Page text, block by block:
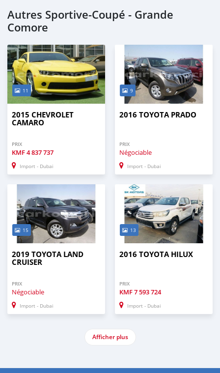
Autres Sportive‒Coupé - Grande
Comore
11
2015 CHEVROLET
CAMARO
PRIX
KMF4 837 737
Import - Dubai
9
2016 TOYOTA PRADO
PRIX
Négociable
Import - Dubai
15
2019 TOYOTA LAND
CRUISER
PRIX
Négociable
Import - Dubai
13
2016 TOYOTA HILUX
PRIX
KMF7 593 724
Import - Dubai
Afficher plus